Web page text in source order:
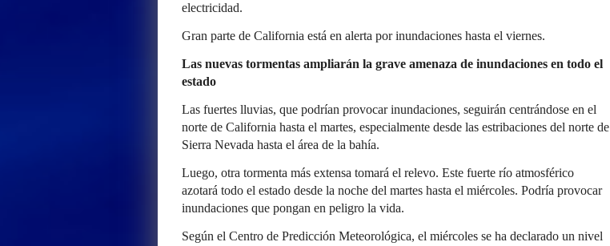
electricidad.
Gran parte de California está en alerta por inundaciones hasta el viernes.
Las nuevas tormentas ampliarán la grave amenaza de inundaciones en todo el
estado
Las fuertes lluvias, que podrían provocar inundaciones, seguirán centrándose en el
norte de California hasta el martes, especialmente desde las estribaciones del norte de
Sierra Nevada hasta el área de la bahía.
Luego, otra tormenta más extensa tomará el relevo. Este fuerte río atmosférico
azotará todo el estado desde la noche del martes hasta el miércoles. Podría provocar
inundaciones que pongan en peligro la vida.
Según el Centro de Predicción Meteorológica, el miércoles se ha declarado un nivel